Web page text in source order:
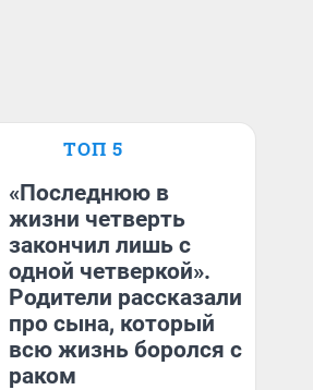
ТОП 5
«Последнюю в
жизни четверть
закончил лишь с
одной четверкой».
Родители рассказали
про сына, который
всю жизнь боролся с
раком